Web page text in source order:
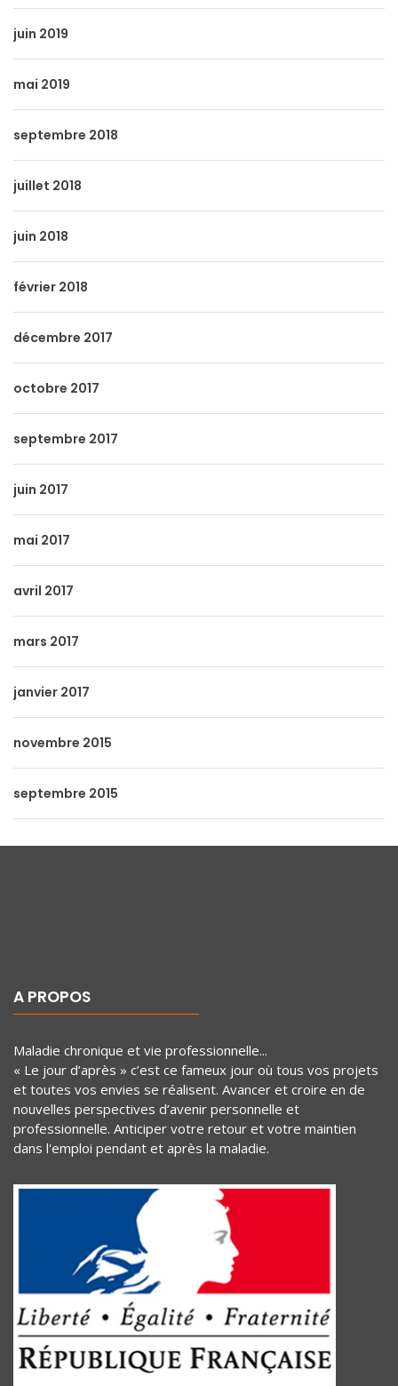
juin 2019
mai 2019
septembre 2018
juillet 2018
juin 2018
février 2018
décembre 2017
octobre 2017
septembre 2017
juin 2017
mai 2017
avril 2017
mars 2017
janvier 2017
novembre 2015
septembre 2015
A PROPOS
Maladie chronique et vie professionnelle...
« Le jour d’après » c’est ce fameux jour où tous vos projets
et toutes vos envies se réalisent. Avancer et croire en de
nouvelles perspectives d’avenir personnelle et
professionnelle. Anticiper votre retour et votre maintien
dans l'emploi pendant et après la maladie.